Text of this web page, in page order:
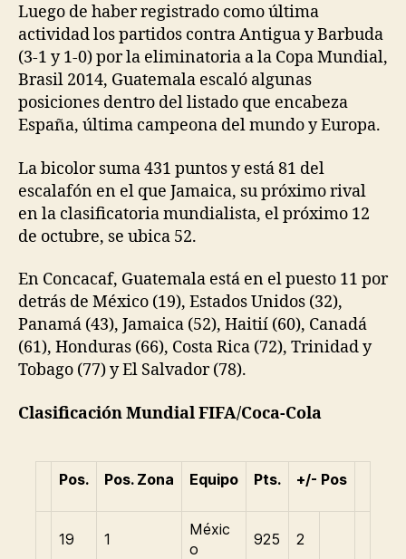
Luego de haber registrado como última
actividad los partidos contra Antigua y Barbuda
(3-1 y 1-0) por la eliminatoria a la Copa Mundial,
Brasil 2014, Guatemala escaló algunas
posiciones dentro del listado que encabeza
España, última campeona del mundo y Europa.
La bicolor suma 431 puntos y está 81 del
escalafón en el que Jamaica, su próximo rival
en la clasificatoria mundialista, el próximo 12
de octubre, se ubica 52.
En Concacaf, Guatemala está en el puesto 11 por
detrás de México (19), Estados Unidos (32),
Panamá (43), Jamaica (52), Haitií (60), Canadá
(61), Honduras (66), Costa Rica (72), Trinidad y
Tobago (77) y El Salvador (78).
Clasificación Mundial FIFA/Coca-Cola
Pos. Pos. Zona Equipo Pts. +/- Pos
19 1
Méxic
o
925 2